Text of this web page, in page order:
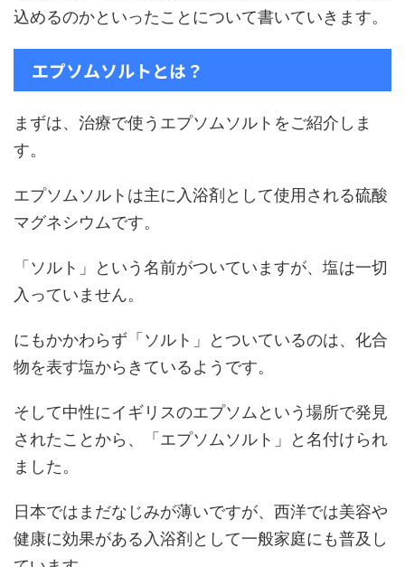
込めるのかといったことについて書いていきます。
エプソムソルトとは？
まずは、治療で使うエプソムソルトをご紹介しま
す。
エプソムソルトは主に入浴剤として使用される硫酸
マグネシウムです。
「ソルト」という名前がついていますが、塩は一切
入っていません。
にもかかわらず「ソルト」とついているのは、化合
物を表す塩からきているようです。
そして中性にイギリスのエプソムという場所で発見
されたことから、「エプソムソルト」と名付けられ
ました。
日本ではまだなじみが薄いですが、西洋では美容や
健康に効果がある入浴剤として一般家庭にも普及し